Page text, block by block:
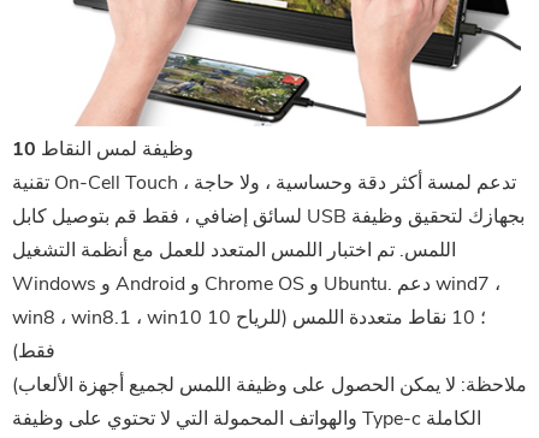
10 وظيفة لمس النقاط
تقنية On-Cell Touch ، تدعم لمسة أكثر دقة وحساسية ، ولا حاجة
لسائق إضافي ، فقط قم بتوصيل كابل USB بجهازك لتحقيق وظيفة
اللمس. تم اختبار اللمس المتعدد للعمل مع أنظمة التشغيل
Windows و Android و Chrome OS و Ubuntu. دعم wind7 ،
win8 ، win8.1 ، win10 ؛ 10 نقاط متعددة اللمس (للرياح 10
فقط)
(ملاحظة: لا يمكن الحصول على وظيفة اللمس لجميع أجهزة الألعاب
والهواتف المحمولة التي لا تحتوي على وظيفة Type-c الكاملة